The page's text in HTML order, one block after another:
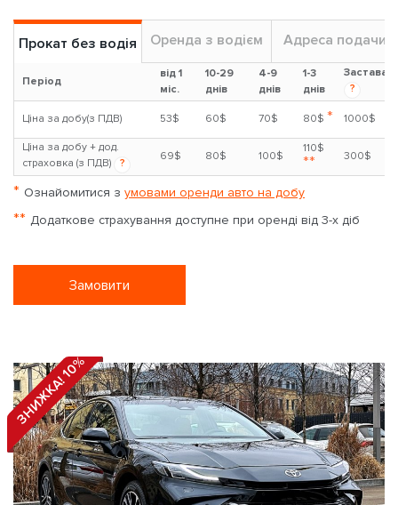
Прокат без водія Оренда з водієм Адреса подачи
Період
від 1
міс.
10-29
днів
4-9
днів
1-3
днів
Застава
?
Ціна за добу(з ПДВ) 53$ 60$ 70$ 80$ * 1000$
Ціна за добу + дод.
страховка (з ПДВ)
?
69$ 80$ 100$
110$
** 300$
* Ознайомитися з умовами оренди авто на добу
** Додаткове страхування доступне при оренді від 3-х діб
Замовити
ЗНИЖКА! 10%